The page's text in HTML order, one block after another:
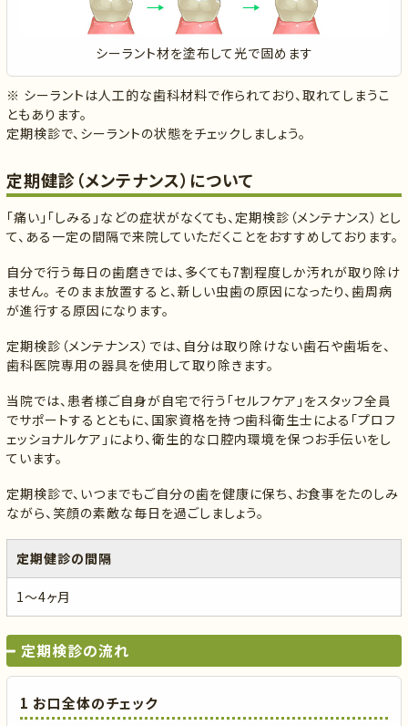
シーラント材を塗布して光で固めます
※ シーラントは人工的な歯科材料で作られており、取れてしまうこ
ともあります。
定期検診で、シーラントの状態をチェックしましょう。
定期健診（メンテナンス）について
「痛い」「しみる」などの症状がなくても、定期検診（メンテナンス）とし
て、ある一定の間隔で来院していただくことをおすすめしております。
自分で行う毎日の歯磨きでは、多くても7割程度しか汚れが取り除け
ません。 そのまま放置すると、新しい虫歯の原因になったり、歯周病
が進行する原因になります。
定期検診（メンテナンス）では、自分は取り除けない歯石や歯垢を、
歯科医院専用の器具を使用して取り除きます。
当院では、患者様ご自身が自宅で行う「セルフケア」をスタッフ全員
でサポートするとともに、国家資格を持つ歯科衛生士による「プロフ
ェッショナルケア」により、衛生的な口腔内環境を保つお手伝いをし
ています。
定期検診で、いつまでもご自分の歯を健康に保ち、お食事をたのしみ
ながら、笑顔の素敵な毎日を過ごしましょう。
定期健診の間隔
1〜4ヶ月
定期検診の流れ
1 お口全体のチェック